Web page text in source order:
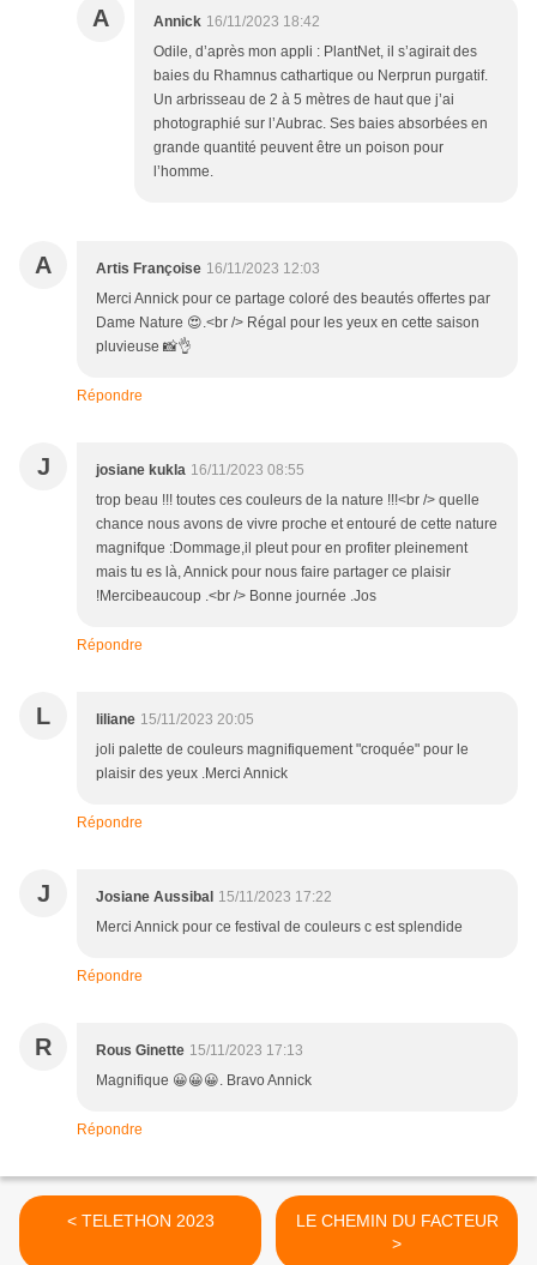
A Annick 16/11/2023 18:42
Odile, d’après mon appli : PlantNet, il s’agirait des
baies du Rhamnus cathartique ou Nerprun purgatif.
Un arbrisseau de 2 à 5 mètres de haut que j’ai
photographié sur l’Aubrac. Ses baies absorbées en
grande quantité peuvent être un poison pour
l’homme.
A Artis Françoise 16/11/2023 12:03
Merci Annick pour ce partage coloré des beautés offertes par
Dame Nature 😍.<br /> Régal pour les yeux en cette saison
pluvieuse 📸👌
Répondre
J josiane kukla 16/11/2023 08:55
trop beau !!! toutes ces couleurs de la nature !!!<br /> quelle
chance nous avons de vivre proche et entouré de cette nature
magnifque :Dommage,il pleut pour en profiter pleinement
mais tu es là, Annick pour nous faire partager ce plaisir
!Mercibeaucoup .<br /> Bonne journée .Jos
Répondre
L liliane 15/11/2023 20:05
joli palette de couleurs magnifiquement "croquée" pour le
plaisir des yeux .Merci Annick
Répondre
J Josiane Aussibal 15/11/2023 17:22
Merci Annick pour ce festival de couleurs c est splendide
Répondre
R Rous Ginette 15/11/2023 17:13
Magnifique 😀😀😀. Bravo Annick
Répondre
< TELETHON 2023
LE CHEMIN DU FACTEUR
>